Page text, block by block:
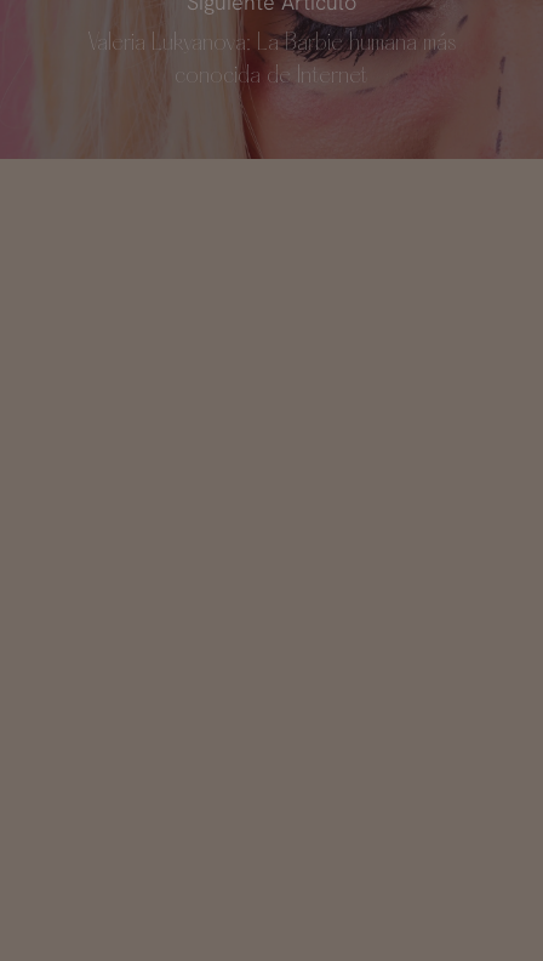
Valeria Lukyanova: La Barbie humana más
conocida de Internet